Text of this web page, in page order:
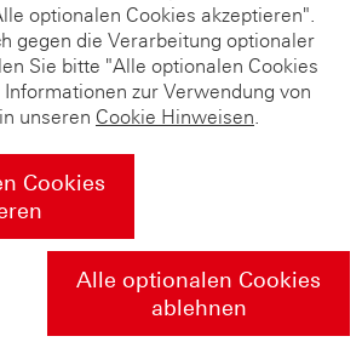
optionalen Cookies akzeptieren".
gegen die Verarbeitung optionaler
Sie bitte "Alle optionalen Cookies
zur Verwendung von
unseren Cookie Hinweisen.
Cookies
Alle optionalen Cookies
ablehnen